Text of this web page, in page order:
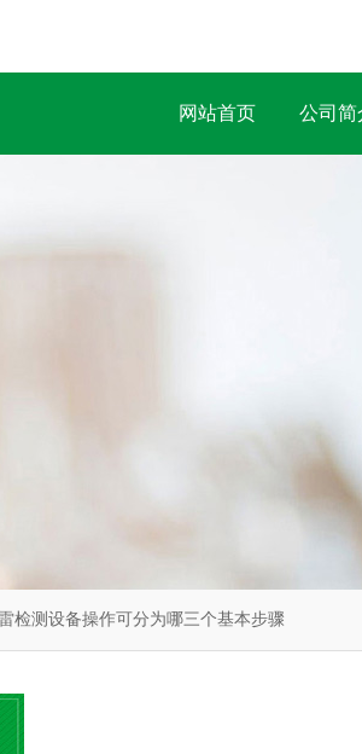
网站首页 公司简
检测设备操作可分为哪三个基本步骤